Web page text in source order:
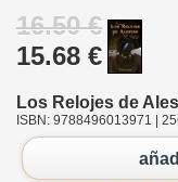
16.50 €
15.68 €
Los Relojes de
ISBN: 9788496013971 |